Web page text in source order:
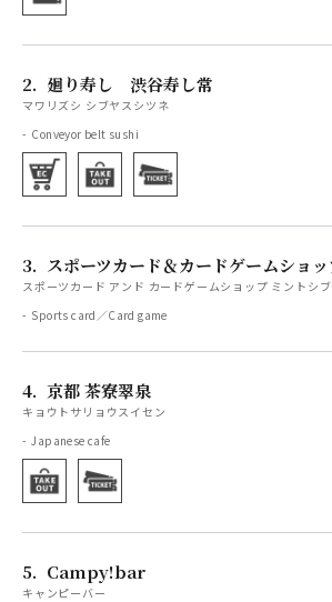
2. 廻り寿し 渋谷寿し常
マワリズシ シブヤスシツネ
Conveyor belt sushi
3. スポーツカード＆カードゲームショ
スポーツカード アンド カードゲームショップ ミントシブ
Sports card／Card game
4. 京都 茶寮翠泉
キョウトサリョウスイセン
Japanese cafe
5. Campy!bar
キャンピーバー